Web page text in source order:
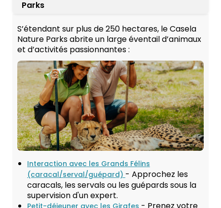
Parks
S’étendant sur plus de 250 hectares, le Casela
Nature Parks abrite un large éventail d’animaux
et d’activités passionnantes :
Interaction avec les Grands Félins
(caracal/serval/guépard) - Approchez les
caracals, les servals ou les guépards sous la
supervision d'un expert.
Petit-déjeuner avec les Girafes